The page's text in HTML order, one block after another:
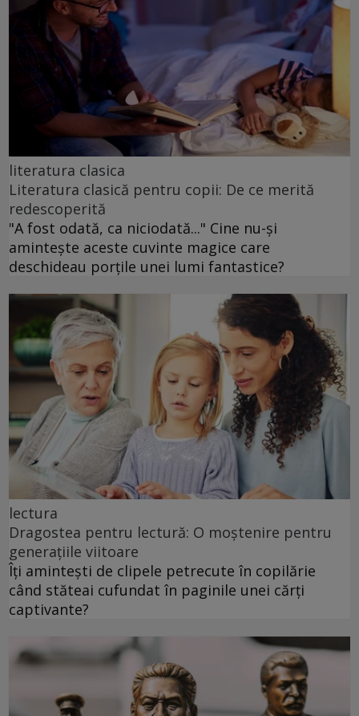
literatura clasica
Literatura clasică pentru copii: De ce merită
redescoperită
"A fost odată, ca niciodată..." Cine nu-și
amintește aceste cuvinte magice care
deschideau porțile unei lumi fantastice?
lectura
Dragostea pentru lectură: O moștenire pentru
generațiile viitoare
Îți amintești de clipele petrecute în copilărie
când stăteai cufundat în paginile unei cărți
captivante?